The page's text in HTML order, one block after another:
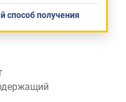
способ получения